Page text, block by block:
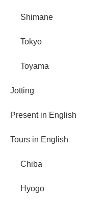
Shimane
Tokyo
Toyama
Jotting
Present in English
Tours in English
Chiba
Hyogo